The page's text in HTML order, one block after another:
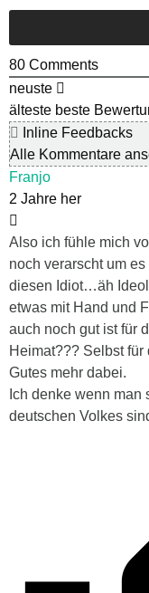
80 Comments
neuste
älteste beste
Inline Feedbacks
Alle Kommentare
Franjo
2 Jahre her
Also ich fühle mich
noch verarscht um
diesen Idiot…äh
etwas mit Hand und
auch noch gut ist für
Heimat??? Selbst
Gutes mehr dabei.
Ich denke wenn
deutschen Volkes